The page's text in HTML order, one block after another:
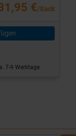
€/Sack
7-9 Werktage